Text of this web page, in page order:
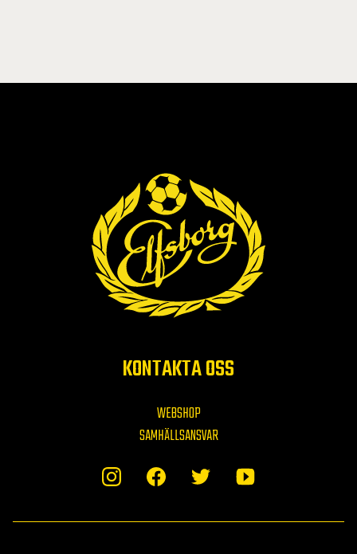
KONTAKTA OSS
WEBSHOP
SAMHÄLLSANSVAR